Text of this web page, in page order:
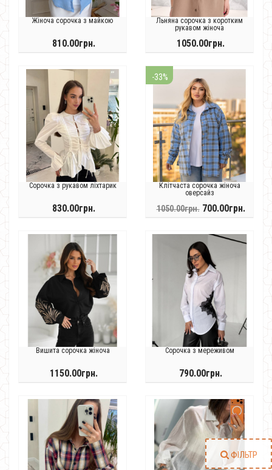
ФІЛЬТР
Жіноча сорочка з майкою
810.00грн.
Льняна сорочка з коротким
рукавом жіноча
1050.00грн.
Сорочка з рукавом ліхтарик
830.00грн.
-33%
Клітчаста сорочка жіноча
оверсайз
1050.00грн. 700.00грн.
Вишита сорочка жіноча
1150.00грн.
Сорочка з мереживом
790.00грн.